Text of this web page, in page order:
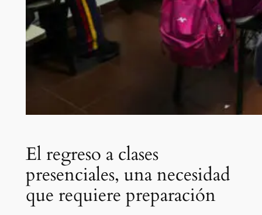
El regreso a clases
presenciales, una necesidad
que requiere preparación